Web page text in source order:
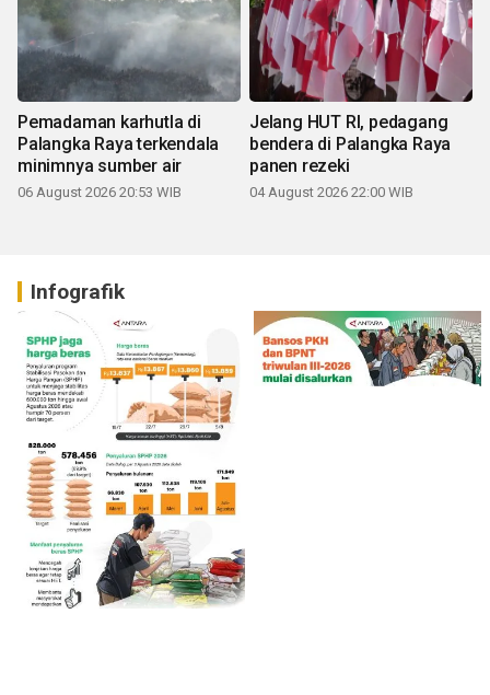
Pemadaman karhutla di
Palangka Raya terkendala
minimnya sumber air
06 August 2026 20:53 WIB
Jelang HUT RI, pedagang
bendera di Palangka Raya
panen rezeki
04 August 2026 22:00 WIB
Infografik